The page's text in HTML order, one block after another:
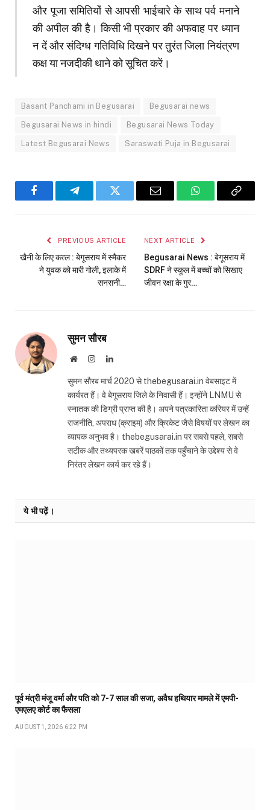
और पूजा समितियों से आपसी भाईचारे के साथ पर्व मनाने
की अपील की है। किसी भी प्रकार की अफवाह पर ध्यान
न दें और संदिग्ध गतिविधि दिखने पर तुरंत जिला नियंत्रण
कक्ष या नजदीकी थाने को सूचित करें।
Basant Panchami in Begusarai Begusarai news
Begusarai News in hindi Begusarai News Today
Latest Begusarai News Saraswati Puja in Begusarai
FacebookTelegramTwitter Email WhatsAppCopy
PREVIOUS ARTICLE
खैनी के लिए कत्ल : बेगूसराय में स्मैकर
ने युवक को मारी गोली, इलाके में
सनसनी…
NEXT ARTICLE
Begusarai News : बेगूसराय में
SDRF ने स्कूल में बच्चों को सिखाए
जीवन रक्षा के गुर…
सुमन सौरब
WebsiteInstagramLinkedIn
सुमन सौरब मार्च 2020 से thebegusarai.in वेबसाइट में
कार्यरत हैं। वे बेगूसराय जिले के निवासी हैं। इन्होंने LNMU से
स्नातक की डिग्री प्राप्त की है। अपने पत्रकारिता करियर में उन्हें
राजनीति, अपराध (क्राइम) और क्रिकेट जैसे विषयों पर लेखन का
व्यापक अनुभव है। thebegusarai.in पर सबसे पहले, सबसे
सटीक और तथ्यपरक खबरें पाठकों तक पहुँचाने के उद्देश्य से वे
निरंतर लेखन कार्य कर रहे हैं।
ये भी पढ़ें।
पूर्व मंत्री मंजू वर्मा और पति को 7-7 साल की सजा, अवैध हथियार मामले में एमपी-
एमएलए कोर्ट का फैसला
AUGUST 1, 2026 6:22 PM